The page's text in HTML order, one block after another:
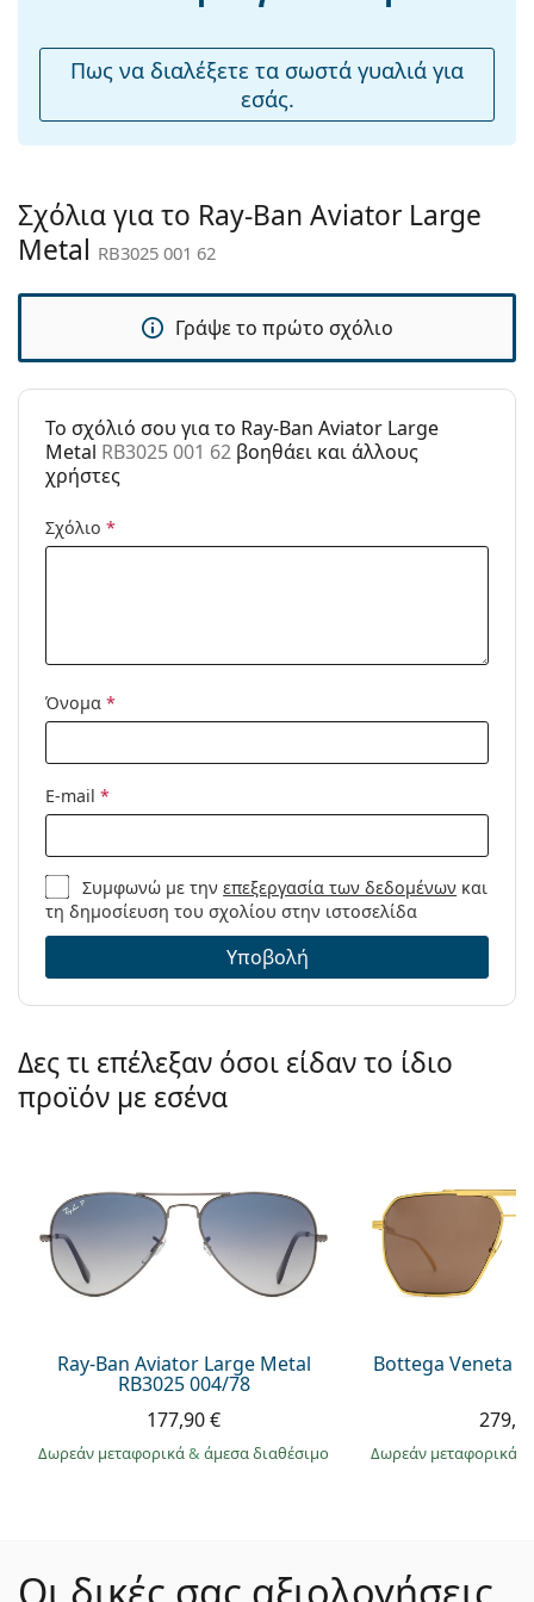
Εξερευνήστε την πλήρη γκάμα
γυαλιών ηλίου
Αξεσουάρ
θήκη:
Άλλα
Τύπος:
Ανδρικά
Ray-Ban
Χρήση:
Μόδα
Προϊόντος /
Μοντέλο:
RB3025 001 62
συνταγή:
Πως να διαλέξετε τα σωστά γυαλιά για
εσάς.
Σχόλια για το Ray-Ban Aviator Large
Metal RB3025 001 62
Γράψε το πρώτο σχόλιο
To σχόλιό σου για το Ray-Ban Aviator Large
Metal RB3025 001 62 βοηθάει και άλλους
χρήστες
Σχόλιο *
Όνομα *
E-mail *
Συμφωνώ με τηνεπεξεργασία των δεδομένων και
τη δημοσίευση του σχολίου στην ιστοσελίδα
Υποβολή
Δες τι επέλεξαν όσοι είδαν το ίδιο
προϊόν με εσένα
Ray-Ban Aviator Large Metal
RB3025 004/78
177,90 €
Δωρεάν μεταφορικά& άμεσα διαθέσιμο
Bottega Veneta
Δωρεάν μεταφορικά